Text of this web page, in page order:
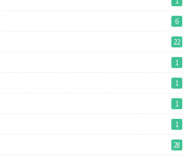
6
22
1
1
1
1
28